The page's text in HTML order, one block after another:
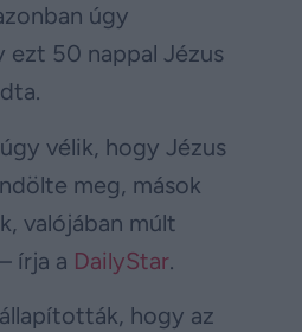
úgy
ezt 50 nappal Jézus
vélik, hogy Jézus
meg, mások
valójában múlt
írja a DailyStar.
hogy az